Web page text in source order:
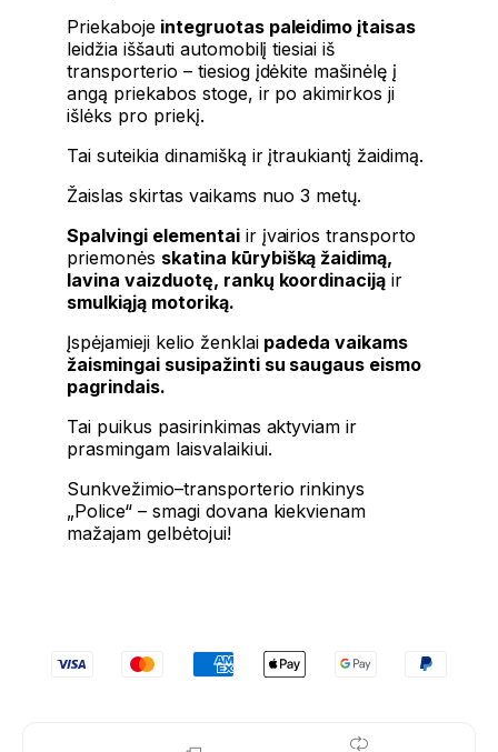
Priekabojeintegruotas paleidimo įtaisas
leidžia iššauti automobilį tiesiai iš
transporterio – tiesiog įdėkite mašinėlę į
angą priekabos stoge, ir po akimirkos ji
išlėks pro priekį.
Tai suteikia dinamišką ir įtraukiantį žaidimą.
Žaislas skirtas vaikams nuo 3 metų.
Spalvingi elementaiir įvairios transporto
priemonės skatina kūrybišką žaidimą,
lavina vaizduotę, rankų koordinaciją ir
smulkiąją motoriką.
Įspėjamieji kelio ženklai padeda vaikams
žaismingai susipažinti su saugaus eismo
pagrindais.
Tai puikus pasirinkimas aktyviam ir
prasmingam laisvalaikiui.
Sunkvežimio–transporterio rinkinys
„Police“ – smagi dovana kiekvienam
mažajam gelbėtojui!